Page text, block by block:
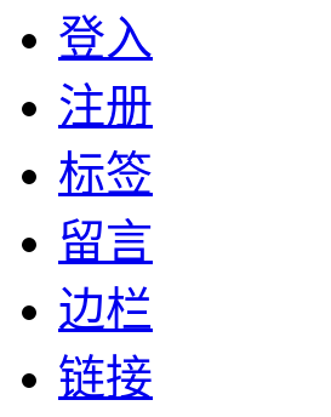
登入
注册
标签
留言
边栏
链接